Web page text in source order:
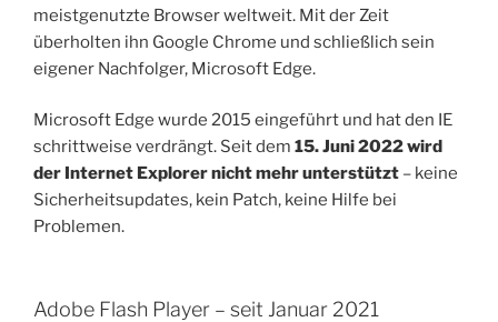
meistgenutzte Browser weltweit. Mit der Zeit
überholten ihn Google Chrome und schließlich sein
eigener Nachfolger, Microsoft Edge.
Microsoft Edge wurde 2015 eingeführt und hat den IE
schrittweise verdrängt. Seit dem 15. Juni 2022 wird
der Internet Explorer nicht mehr unterstützt – keine
Sicherheitsupdates, kein Patch, keine Hilfe bei
Problemen.
Adobe Flash Player – seit Januar 2021